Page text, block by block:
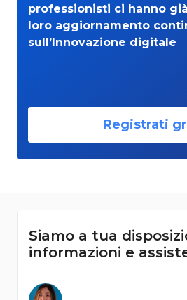
professionisti ci hanno
loro aggiornamento
sull’Innovazione digitale
Registrati
Siamo a tua
informazioni e